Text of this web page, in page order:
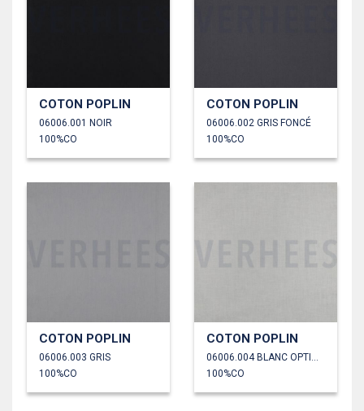
COTON POPLIN
06006.001 NOIR
100%CO
COTON POPLIN
06006.002 GRIS FONCÉ
100%CO
COTON POPLIN
06006.003 GRIS
100%CO
COTON POPLIN
100%CO